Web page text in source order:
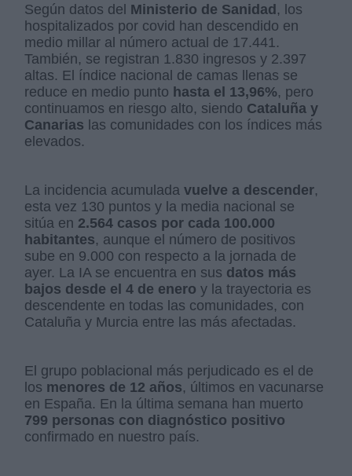
Según datos del Ministerio de Sanidad, los
hospitalizados por covid han descendido en
medio millar al número actual de 17.441.
También, se registran 1.830 ingresos y 2.397
altas. El índice nacional de camas llenas se
reduce en medio punto hasta el 13,96%, pero
continuamos en riesgo alto, siendo Cataluña y
Canarias las comunidades con los índices más
elevados.
La incidencia acumuladavuelve a descender,
esta vez 130 puntos y la media nacional se
sitúa en 2.564 casos por cada 100.000
habitantes, aunque el número de positivos
sube en 9.000 con respecto a la jornada de
ayer. La IA se encuentra en sus datos más
bajos desde el 4 de enero y la trayectoria es
descendente en todas las comunidades, con
Cataluña y Murcia entre las más afectadas.
El grupo poblacional más perjudicado es el de
los menores de 12 años, últimos en vacunarse
en España. En la última semana han muerto
799 personas con diagnóstico positivo
confirmado en nuestro país.